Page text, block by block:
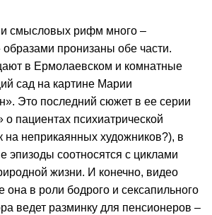
и смысловых рифм много –
пронизаны обе части.
в Ермолаевском и комнатные
сад на картине Марии
Это последний сюжет в ее серии
о пациентах психиатрической
на неприкаянных художников?), в
эпизоды соотносятся с циклами
жизни. И конечно, видео
она в роли бодрого и сексапильного
ведет разминку для пенсионеров –